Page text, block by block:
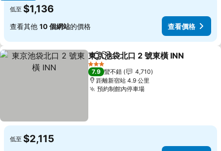
低至 $1,136
查看其他 10 個網站的價格 查看價格
分享 加入我的最愛
東京池袋北口 2 號東橫 INN
3 星級
7.9 蠻不錯
4,710
距離新宿站 4.9 公里
預約制館內停車場查看價格
低至 $2,115